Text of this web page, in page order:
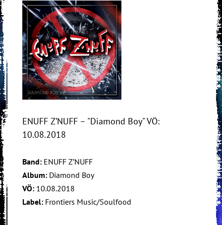
View
Larger
Image
ENUFF Z’NUFF – "Diamond Boy" VÖ:
10.08.2018
Band: ENUFF Z’NUFF
Album: Diamond Boy
VÖ: 10.08.2018
Label: Frontiers Music/Soulfood